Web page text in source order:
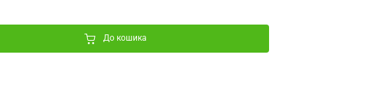
До кошика